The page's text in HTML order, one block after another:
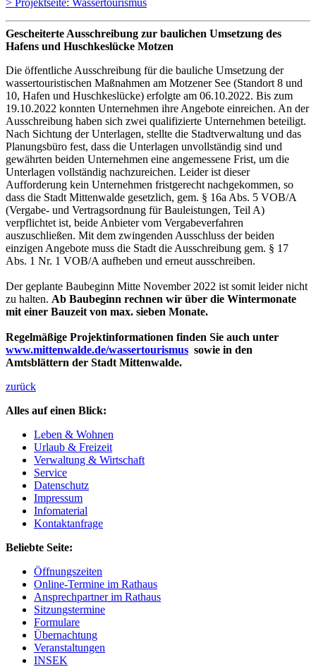
Gescheiterte Ausschreibung zur baulichen Umsetzung des
Hafens und Huschkeslücke Motzen
Die öffentliche Ausschreibung für die bauliche Umsetzung der
wassertouristischen Maßnahmen am Motzener See (Standort 8 und
10, Hafen und Huschkeslücke) erfolgte am 06.10.2022. Bis zum
19.10.2022 konnten Unternehmen ihre Angebote einreichen. An der
Ausschreibung haben sich zwei qualifizierte Unternehmen beteiligt.
Nach Sichtung der Unterlagen, stellte die Stadtverwaltung und das
Planungsbüro fest, dass die Unterlagen unvollständig sind und
gewährten beiden Unternehmen eine angemessene Frist, um die
Unterlagen vollständig nachzureichen. Leider ist dieser
Aufforderung kein Unternehmen fristgerecht nachgekommen, so
dass die Stadt Mittenwalde gesetzlich, gem. § 16a Abs. 5 VOB/A
(Vergabe- und Vertragsordnung für Bauleistungen, Teil A)
verpflichtet ist, beide Anbieter vom Vergabeverfahren
auszuschließen. Mit dem zwingenden Ausschluss der beiden
einzigen Angebote muss die Stadt die Ausschreibung gem. § 17
Abs. 1 Nr. 1 VOB/A aufheben und erneut ausschreiben.
Der geplante Baubeginn Mitte November 2022 ist somit leider nicht
zu halten. Ab Baubeginn rechnen wir über die Wintermonate
mit einer Bauzeit von max. sieben Monate.
Regelmäßige Projektinformationen finden Sie auch unter
www.mittenwalde.de/wassertourismus sowie in den
Amtsblättern der Stadt Mittenwalde.
zurück
Alles auf einen Blick:
Leben & Wohnen
Urlaub & Freizeit
Verwaltung & Wirtschaft
Service
Datenschutz
Impressum
Infomaterial
Kontaktanfrage
Beliebte Seite:
Öffnungszeiten
Online-Termine im Rathaus
Ansprechpartner im Rathaus
Sitzungstermine
Formulare
Übernachtung
Veranstaltungen
INSEK